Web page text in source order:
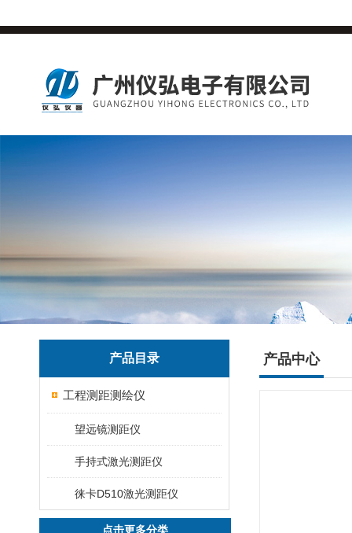
产品目录
工程测距测绘仪
望远镜测距仪
手持式激光测距仪
徕卡D510激光测距仪
点击更多分类
产品中心